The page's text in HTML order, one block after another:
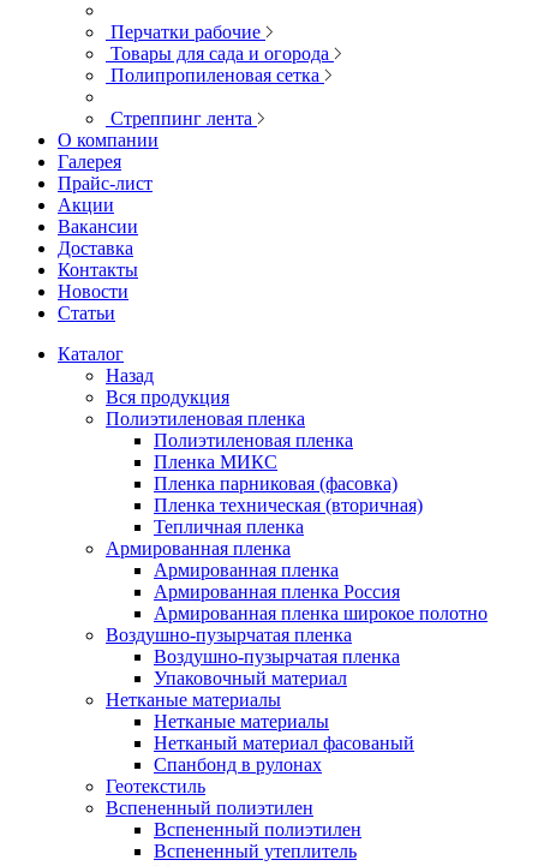
Перчатки рабочие
Товары для сада и огорода
Полипропиленовая сетка
Стреппинг лента
О компании
Галерея
Прайс-лист
Акции
Вакансии
Доставка
Контакты
Новости
Статьи
Каталог
Назад
Вся продукция
Полиэтиленовая пленка
Полиэтиленовая пленка
Пленка МИКС
Пленка парниковая (фасовка)
Пленка техническая (вторичная)
Тепличная пленка
Армированная пленка
Армированная пленка
Армированная пленка Россия
Армированная пленка широкое полотно
Воздушно-пузырчатая пленка
Воздушно-пузырчатая пленка
Упаковочный материал
Нетканые материалы
Нетканые материалы
Нетканый материал фасованый
Спанбонд в рулонах
Геотекстиль
Вспененный полиэтилен
Вспененный полиэтилен
Вспененный утеплитель